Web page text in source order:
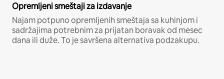
Opremljeni smeštaji za izdavanje
Najam potpuno opremljenih smeštaja sa kuhinjom i
sadržajima potrebnim za prijatan boravak od mesec
dana ili duže. To je savršena alternativa podzakupu.